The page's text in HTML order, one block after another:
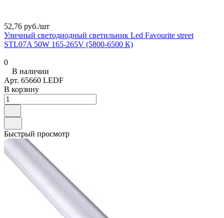
52,76 руб./шт
Уличный светодиодный светильник Led Favourite street
STL07A 50W 165-265V (5800-6500 К)
0
В наличии
Арт. 65660 LEDF
В корзину
Быстрый просмотр